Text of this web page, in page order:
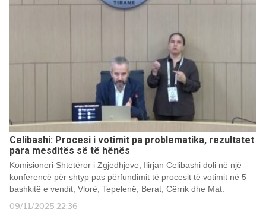
Celibashi: Procesi i votimit pa problematika, rezultatet
para mesditës së të hënës
Komisioneri Shtetëror i Zgjedhjeve, Ilirjan Celibashi doli në një
konferencë për shtyp pas përfundimit të procesit të votimit në 5
bashkitë e vendit, Vlorë, Tepelenë, Berat, Cërrik dhe Mat.
09/11/2025 22:36